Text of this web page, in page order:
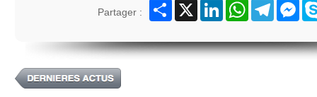
Partager :
Partager
X LinkedInWhatsAppTelegram